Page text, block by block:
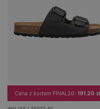
Cena z kodem FINAL20: 191.20 zł